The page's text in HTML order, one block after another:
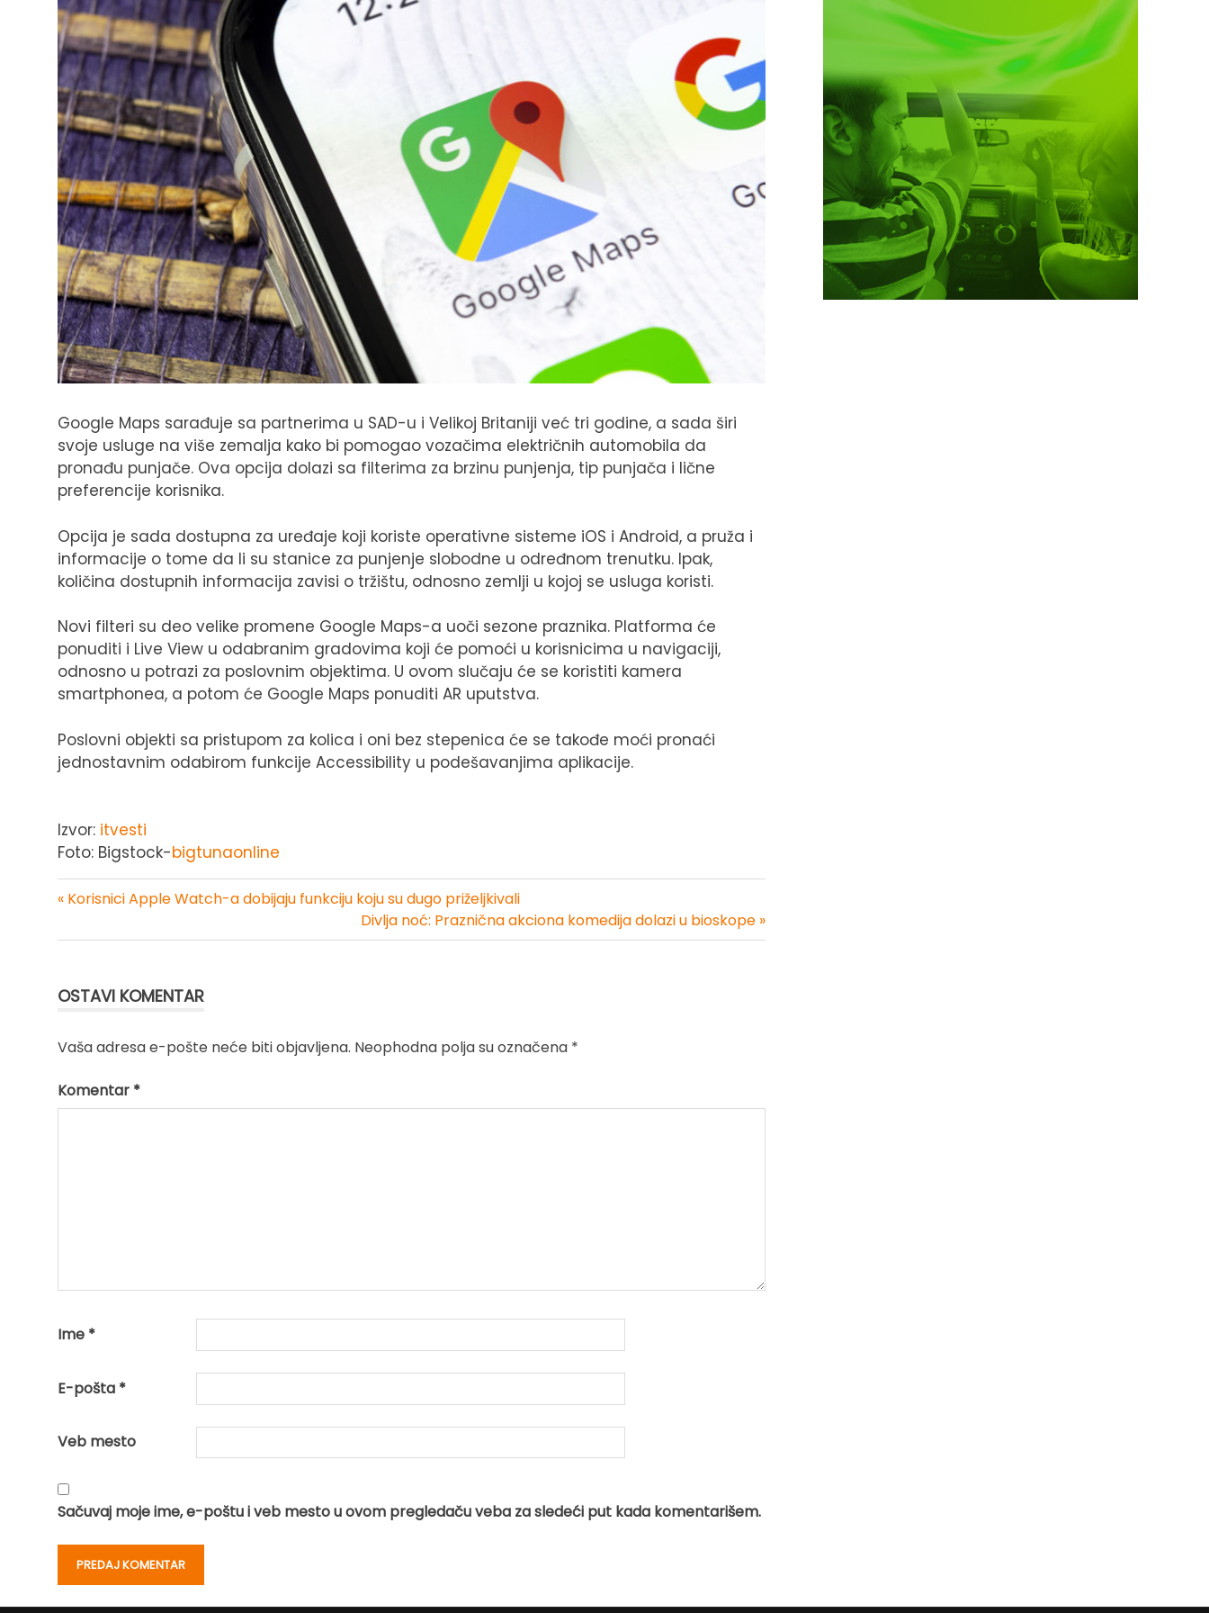
Google Maps sarađuje sa partnerima u SAD-u i Velikoj Britaniji već tri godine, a sada širi
svoje usluge na više zemalja kako bi pomogao vozačima električnih automobila da
pronađu punjače. Ova opcija dolazi sa filterima za brzinu punjenja, tip punjača i lične
preferencije korisnika.
Opcija je sada dostupna za uređaje koji koriste operativne sisteme iOS i Android, a pruža i
informacije o tome da li su stanice za punjenje slobodne u određnom trenutku. Ipak,
količina dostupnih informacija zavisi o tržištu, odnosno zemlji u kojoj se usluga koristi.
Novi filteri su deo velike promene Google Maps-a uoči sezone praznika. Platforma će
ponuditi i Live View u odabranim gradovima koji će pomoći u korisnicima u navigaciji,
odnosno u potrazi za poslovnim objektima. U ovom slučaju će se koristiti kamera
smartphonea, a potom će Google Maps ponuditi AR uputstva.
Poslovni objekti sa pristupom za kolica i oni bez stepenica će se takođe moći pronaći
jednostavnim odabirom funkcije Accessibility u podešavanjima aplikacije.
Izvor: itvesti
Foto: Bigstock-bigtunaonline
« Korisnici Apple Watch-a dobijaju funkciju koju su dugo priželjkivali
Divlja noć: Praznična akciona komedija dolazi u bioskope »
OSTAVI KOMENTAR
Vaša adresa e-pošte neće biti objavljena. Neophodna polja su označena *
Komentar *
Ime *
E-pošta *
Veb mesto
Sačuvaj moje ime, e-poštu i veb mesto u ovom pregledaču veba za sledeći put kada komentarišem.